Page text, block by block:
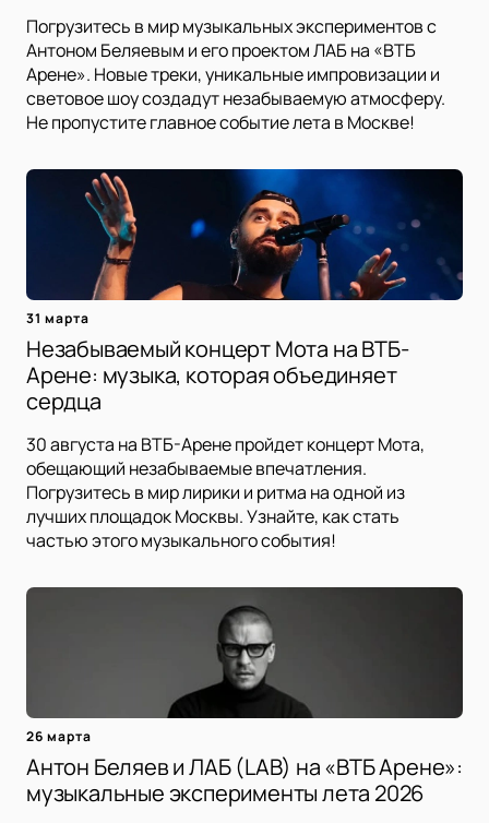
Погрузитесь в мир музыкальных экспериментов с
Антоном Беляевым и его проектом ЛАБ на «ВТБ
Арене». Новые треки, уникальные импровизации и
световое шоу создадут незабываемую атмосферу.
Не пропустите главное событие лета в Москве!
31 марта
Незабываемый концерт Мота на ВТБ-
Арене: музыка, которая объединяет
сердца
30 августа на ВТБ-Арене пройдет концерт Мота,
обещающий незабываемые впечатления.
Погрузитесь в мир лирики и ритма на одной из
лучших площадок Москвы. Узнайте, как стать
частью этого музыкального события!
26 марта
Антон Беляев и ЛАБ (LAB) на «ВТБ Арене»:
музыкальные эксперименты лета 2026